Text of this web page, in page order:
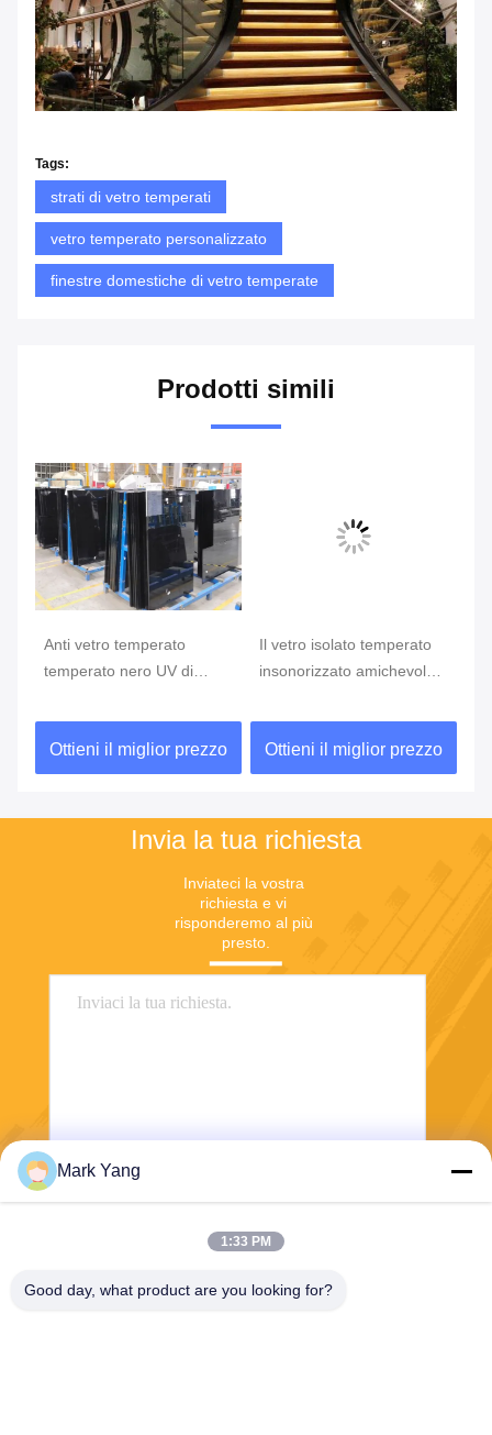
Tags:
strati di vetro temperati
vetro temperato personalizzato
finestre domestiche di vetro temperate
Prodotti simili
Anti vetro temperato
temperato nero UV di
5mm 6mm
Ottieni il miglior prezzo
Il vetro isolato temperato
insonorizzato amichevole
temperato su ordinazione
Ottieni il miglior prezzo
Invia la tua richiesta
Inviateci la vostra
richiesta e vi
risponderemo al più
presto.
Invia
Mark Yang
1:33 PM
Good day, what product are you looking for?